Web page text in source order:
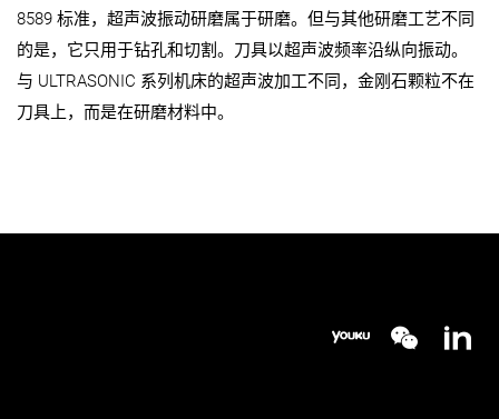
8589 标准，超声波振动研磨属于研磨。但与其他研磨工艺不同
的是，它只用于钻孔和切割。刀具以超声波频率沿纵向振动。
与 ULTRASONIC 系列机床的超声波加工不同，金刚石颗粒不在
刀具上，而是在研磨材料中。